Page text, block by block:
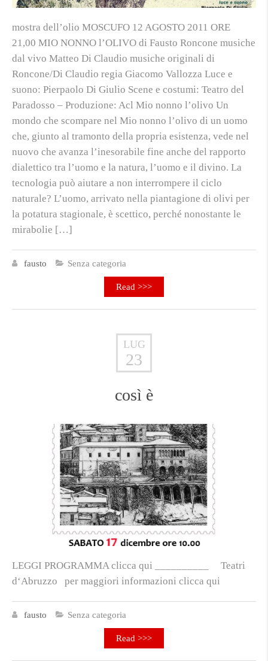
mostra dell’olio MOSCUFO 12 AGOSTO 2011 ORE
21,00 MIO NONNO l’OLIVO di Fausto Roncone musiche
dal vivo Matteo Di Claudio musiche originali di
Roncone/Di Claudio regia Giacomo Vallozza Luce e
suono: Pierpaolo Di Giulio Scene e costumi: Teatro del
Paradosso – Produzione: Acl Mio nonno l’olivo Un
mondo che scompare nel Mio nonno l’olivo di un uomo
che, giunto al tramonto della propria esistenza, vede nel
nuovo che avanza l’inesorabile fine anche del rapporto
dialettico tra l’uomo e la natura, l’uomo e il divino. La
tecnologia può aiutare a non interrompere il ciclo
naturale? L’uomo, arrivato nella piantagione di olivi per
la potatura stagionale, è scettico, perché nonostante le
mirabolie […]
fausto Senza categoria
Read >>>
LUG
23
così è
LEGGI PROGRAMMA clicca qui __________ Teatri
d‘Abruzzo per maggiori informazioni clicca qui
fausto Senza categoria
Read >>>